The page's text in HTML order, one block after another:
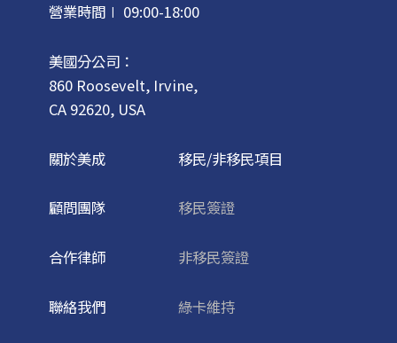
營業時間∣ 09:00-18:00
美國分公司：
860 Roosevelt, Irvine,
CA 92620, USA
關於美成
顧問團隊
合作律師
聯絡我們
移民/非移民項目
移民簽證
非移民簽證
綠卡維持